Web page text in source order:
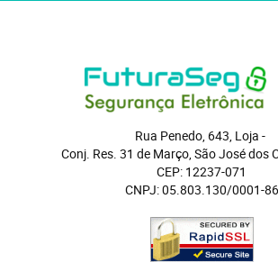
Rua Penedo, 643, Loja -
Conj. Res. 31 de Março, São José dos
CEP: 12237-071
CNPJ: 05.803.130/0001-86